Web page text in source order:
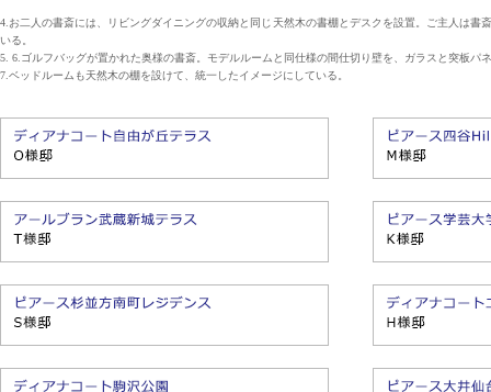
4.お二人の書斎には、リビングダイニングの収納と同じ天然木の書棚とデスクを設置。ご主人は
いる。
5. 6.ゴルフバッグが置かれた奥様の書斎。モデルルームと同仕様の間仕切り壁を、ガラスと突板パ
7.ベッドルームも天然木の棚を設けて、統一したイメージにしている。